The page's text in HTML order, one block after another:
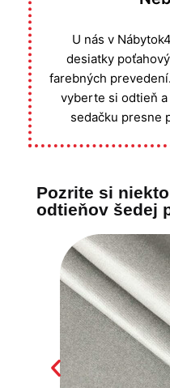
U nás v
desiatky
farebných
vyberte si odtieň
sedačku presne
Pozrite si
odtieňov šedej